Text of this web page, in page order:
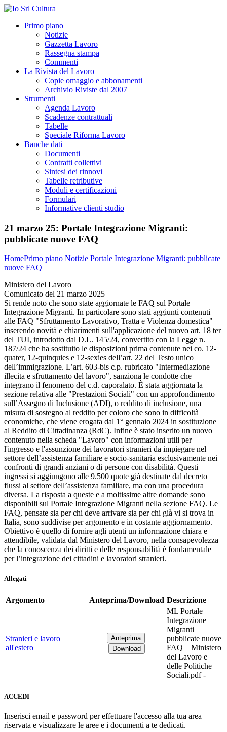
Primo piano
Notizie
Gazzetta Lavoro
Rassegna stampa
Commenti
La Rivista del Lavoro
Copie omaggio e abbonamenti
Archivio Riviste dal 2007
Strumenti
Agenda Lavoro
Scadenze contrattuali
Tabelle
Speciale Riforma Lavoro
Banche dati
Documenti
Contratti collettivi
Sintesi dei rinnovi
Tabelle retributive
Moduli e certificazioni
Formulari
Informative clienti studio
21 marzo 25: Portale Integrazione Migranti:
pubblicate nuove FAQ
HomePrimo piano Notizie Portale Integrazione Migranti: pubblicate
nuove FAQ
Ministero del Lavoro
Comunicato del 21 marzo 2025
Si rende noto che sono state aggiornate le FAQ sul Portale
Integrazione Migranti. In particolare sono stati aggiunti contenuti
alle FAQ "Sfruttamento Lavorativo, Tratta e Violenza domestica"
inserendo novità e chiarimenti sull'applicazione del nuovo art. 18 ter
del TUI, introdotto dal D.L. 145/24, convertito con la Legge n.
187/24 che ha sostituito le disposizioni prima contenute nei co. 12-
quater, 12-quinquies e 12-sexies dell’art. 22 del Testo unico
dell’immigrazione. L’art. 603-bis c.p. rubricato "Intermediazione
illecita e sfruttamento del lavoro", sanziona le condotte che
integrano il fenomeno del c.d. caporalato. È stata aggiornata la
sezione relativa alle "Prestazioni Sociali" con un approfondimento
sull’Assegno di Inclusione (ADI), o reddito di inclusione, una
misura di sostegno al reddito per coloro che sono in difficoltà
economiche, che viene erogata dal 1° gennaio 2024 in sostituzione
al Reddito di Cittadinanza (RdC). Infine è stato inserito un nuovo
contenuto nella scheda "Lavoro" con informazioni utili per
l'ingresso e l'assunzione dei lavoratori stranieri da impiegare nel
settore dell’assistenza familiare e socio-sanitaria esclusivamente nei
confronti di grandi anziani o di persone con disabilità. Questi
ingressi si aggiungono alle 9.500 quote già destinate dal decreto
flussi al settore dell’assistenza familiare, ma con una procedura
diversa. La risposta a queste e a moltissime altre domande sono
disponibili sul Portale Integrazione Migranti nella sezione FAQ. Le
FAQ, pensate sia per chi deve arrivare sia per chi già vi si trova in
Italia, sono suddivise per argomento e in costante aggiornamento.
Obiettivo è quello di fornire agli utenti un informazione chiara e
attendibile, validata dal Ministero del Lavoro, nella consapevolezza
che la conoscenza dei diritti e delle responsabilità è fondamentale
per l’integrazione dei cittadini e lavoratori stranieri.
Allegati
Argomento Anteprima/Download Descrizione
Stranieri e lavoro
all'estero
ML Portale
Integrazione
Migranti_
pubblicate nuove
FAQ _ Ministero
del Lavoro e
delle Politiche
Sociali.pdf -
ACCEDI
Inserisci email e password per effettuare l'accesso alla tua area
riservata e visualizzare le aree e i documenti a te dedicati.